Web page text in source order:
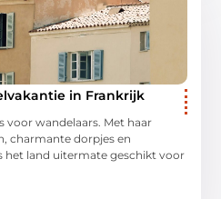
in Frankrijk
voor wandelaars. Met haar
charmante dorpjes en
het land uitermate geschikt voor